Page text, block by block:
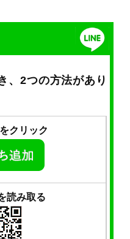
、2つの方法があり
クリック
読み取る